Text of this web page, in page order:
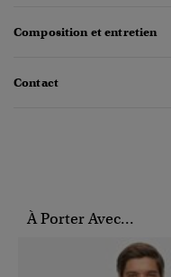
Composition et entretien
Contact
À Porter Avec...